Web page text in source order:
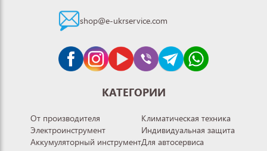
shop@e-ukrservice.com
КАТЕГОРИИ
От производителя
Электроинструмент
Аккумуляторный инструмент
Климатическая техника
Индивидуальная защита
Для автосервиса